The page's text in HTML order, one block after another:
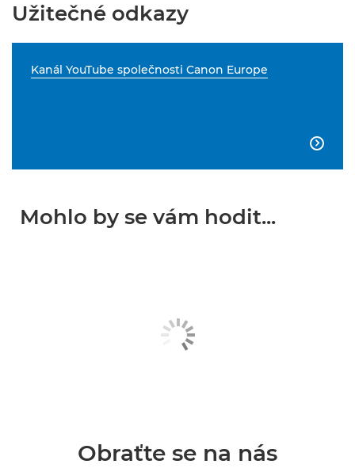
Užitečné odkazy
Kanál YouTube společnosti Canon Europe

Mohlo by se vám hodit...
Obraťte se na nás